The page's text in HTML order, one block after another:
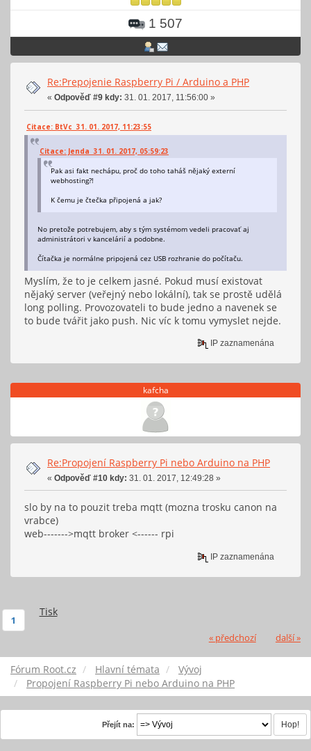
1 507
Re:Prepojenie Raspberry Pi / Arduino a PHP
« Odpověď #9 kdy: 31. 01. 2017, 11:56:00 »
Citace: BtVc 31. 01. 2017, 11:23:55
Citace: Jenda 31. 01. 2017, 05:59:23
Pak asi fakt nechápu, proč do toho taháš nějaký externí
webhosting?!
K čemu je čtečka připojená a jak?
No pretože potrebujem, aby s tým systémom vedeli pracovať aj
administrátori v kancelárií a podobne.
Čítačka je normálne pripojená cez USB rozhranie do počítaču.
Myslím, že to je celkem jasné. Pokud musí existovat
nějaký server (veřejný nebo lokální), tak se prostě udělá
long polling. Provozovateli to bude jedno a navenek se
to bude tvářit jako push. Nic víc k tomu vymyslet nejde.
IP zaznamenána
kafcha
Re:Propojení Raspberry Pi nebo Arduino na PHP
« Odpověď #10 kdy: 31. 01. 2017, 12:49:28 »
slo by na to pouzit treba mqtt (mozna trosku canon na
vrabce)
web------->mqtt broker <------ rpi
IP zaznamenána
Tisk
1
« předchozí další »
Fórum Root.cz Hlavní témata
Vývoj
Propojení Raspberry Pi nebo Arduino na PHP
Přejít na: